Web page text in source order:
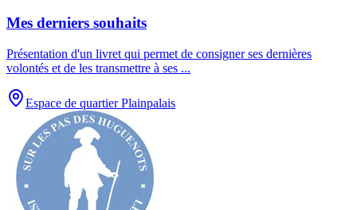
Mes derniers souhaits
Présentation d'un livret qui permet de consigner ses dernières
volontés et de les transmettre à ses ...
Espace de quartier Plainpalais